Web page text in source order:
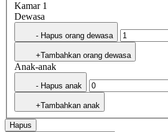
Kamar 1
Dewasa
- Hapus orang dewasa
+Tambahkan orang dewasa
Anak-anak
- Hapus anak
+Tambahkan anak
Hapus